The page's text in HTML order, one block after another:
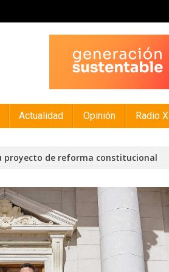
Actualidad Opinión Radio X
proyecto de reforma constitucional